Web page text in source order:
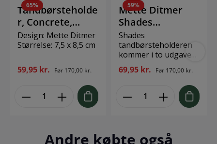
65%
Tandbørsteholde
r, Concrete,
Model A*
Design: Mette Ditmer
Størrelse: 7,5 x 8,5 cm
59,95 kr. Før 170,00 kr.
59%
Mette Ditmer
Shades
Tandbørsteholde
r, Night Blue,
Model A*
Shades
tandbørsteholderen
kommer i to udgaver,
model A og model B,
samt i forskellige
mikse og matche de
forskellige former og
Mette Ditmer Mål: H
9,5 x Ø 7 cm
69,95 kr. Før 170,00 kr.
Andre købte også